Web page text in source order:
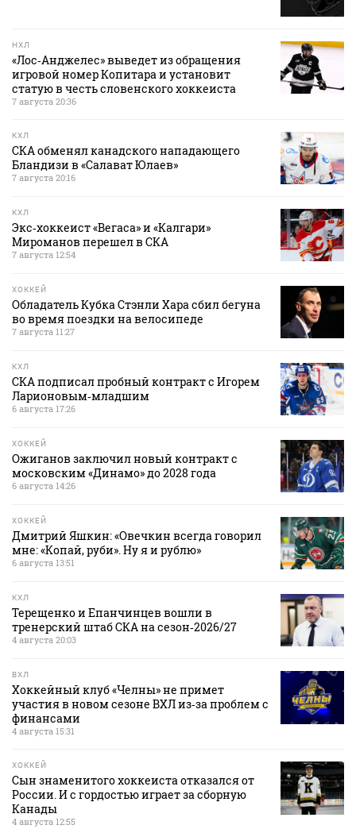
НХЛ
«Лос‑Анджелес» выведет из обращения
игровой номер Копитара и установит
статую в честь словенского хоккеиста
7 августа 20:36
КХЛ
СКА обменял канадского нападающего
Бландизи в «Салават Юлаев»
7 августа 20:16
КХЛ
Экс‑хоккеист «Вегаса» и «Калгари»
Мироманов перешел в СКА
7 августа 12:54
ХОККЕЙ
Обладатель Кубка Стэнли Хара сбил бегуна
во время поездки на велосипеде
7 августа 11:27
КХЛ
СКА подписал пробный контракт с Игорем
Ларионовым‑младшим
6 августа 17:26
ХОККЕЙ
Ожиганов заключил новый контракт с
московским «Динамо» до 2028 года
6 августа 14:26
ХОККЕЙ
Дмитрий Яшкин: «Овечкин всегда говорил
мне: «Копай, руби». Ну я и рублю»
6 августа 13:51
КХЛ
Терещенко и Епанчинцев вошли в
тренерский штаб СКА на сезон‑2026/27
4 августа 20:03
ВХЛ
Хоккейный клуб «Челны» не примет
участия в новом сезоне ВХЛ из‑за проблем с
финансами
4 августа 15:31
ХОККЕЙ
Сын знаменитого хоккеиста отказался от
России. И с гордостью играет за сборную
Канады
4 августа 12:55